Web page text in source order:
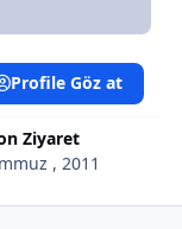
Ziyaret
, 2011
Profile Göz at